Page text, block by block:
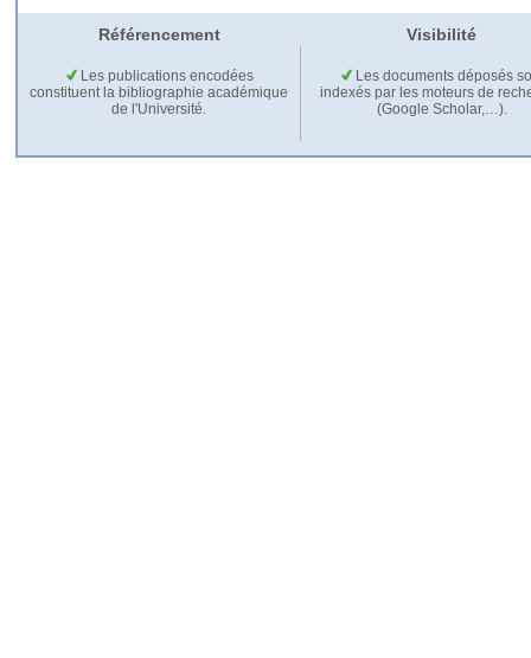
Référencement Visibilité
Les publications encodées
constituent la bibliographie académique
de l'Université.
Les documents déposés
indexés par les moteurs de
(Google Scholar,…).